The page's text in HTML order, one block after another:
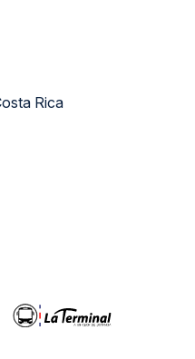
La terminal Costa Rica